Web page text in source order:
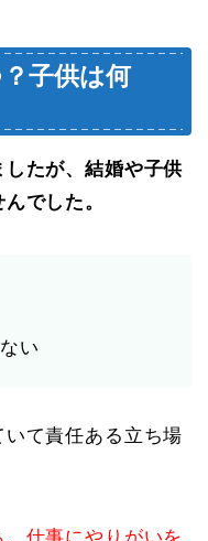
子供は何
たが、結婚や子供
でした。
い
て責任ある立ち場